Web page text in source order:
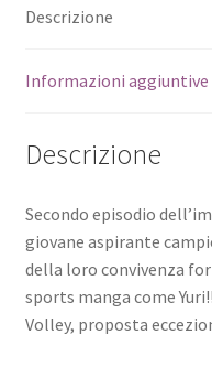
Descrizione
Informazioni aggiuntive
Descrizione
Secondo episodio
giovane aspirante
della loro convivenza
sports manga come
Volley, proposta